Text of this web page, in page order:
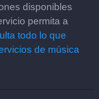
disponibles
permita a
todo lo que
de música